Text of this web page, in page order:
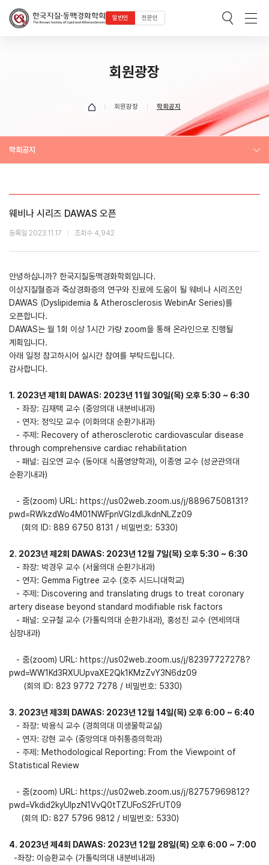
일반인 전문인
회원광장
회원광장 학회공지
학회공지
웨비나 시리즈 DAWAS 오픈
등록일 2023.11.17 조회수 4,942
안녕하십니까? 한국지질동맥경화학회입니다.
이상지질혈증과 죽상경화증의 연구와 진료에 도움이 될 웨비나 시리즈인
DAWAS (Dyslipidemia & Atherosclerosis WebinAr Series)를
오픈합니다.
DAWAS는 월 1회 이상 1시간 가량 zoom을 통해 온라인으로 진행될
계획입니다.
아래 일정 참고하시어 실시간 참여를 부탁드립니다.
감사합니다.
1. 2023년 제1회 DAWAS: 2023년 11월 30일(목) 오후 5:30 ~ 6:30
- 좌장: 김재택 교수 (중앙의대 내분비내과)
- 연자: 정익모 교수 (이화의대 순환기내과)
- 주제: Recovery of atherosclerotic cardiovascular disease
through comprehensive cardiac rehabilitation
- 패널: 김오연 교수 (동아대 식품영양학과), 이종영 교수 (성균관의대
순환기내과)
- 줌(zoom) URL: https://us02web.zoom.us/j/88967508131?
pwd=RWkzdWo4M01NWFpnVGIzdlJkdnNLZz09
(회의 ID: 889 6750 8131 / 비밀번호: 5330)
2. 2023년 제2회 DAWAS: 2023년 12월 7일(목) 오후 5:30 ~ 6:30
- 좌장: 박경우 교수 (서울의대 순환기내과)
- 연자: Gemma Figtree 교수 (호주 시드니대학교)
- 주제: Discovering and translating drugs to treat coronary
artery disease beyond standard modifiable risk factors
- 패널: 오규철 교수 (가톨릭의대 순환기내과), 홍성진 교수 (연세의대
심장내과)
- 줌(zoom) URL: https://us02web.zoom.us/j/82397727278?
pwd=WW1Kd3RXUUpvaXE2Qk1KMzZvY3N6dz09
(회의 ID: 823 9772 7278 / 비밀번호: 5330)
3. 2023년 제3회 DAWAS: 2023년 12월 14일(목) 오후 6:00 ~ 6:40
- 좌장: 박용식 교수 (경희의대 미생물학교실)
- 연자: 강현 교수 (중앙의대 마취통증의학과)
- 주제: Methodological Reporting: From the Viewpoint of
Statistical Review
- 줌(zoom) URL: https://us02web.zoom.us/j/82757969812?
pwd=Vkdid2kyUlpzN1VvQ0tTZUFoS2FrUT09
(회의 ID: 827 5796 9812 / 비밀번호: 5330)
4. 2023년 제4회 DAWAS: 2023년 12월 28일(목) 오후 6:00 ~ 7:00
-좌장: 이승환교수 (가톨릭의대 내분비내과)